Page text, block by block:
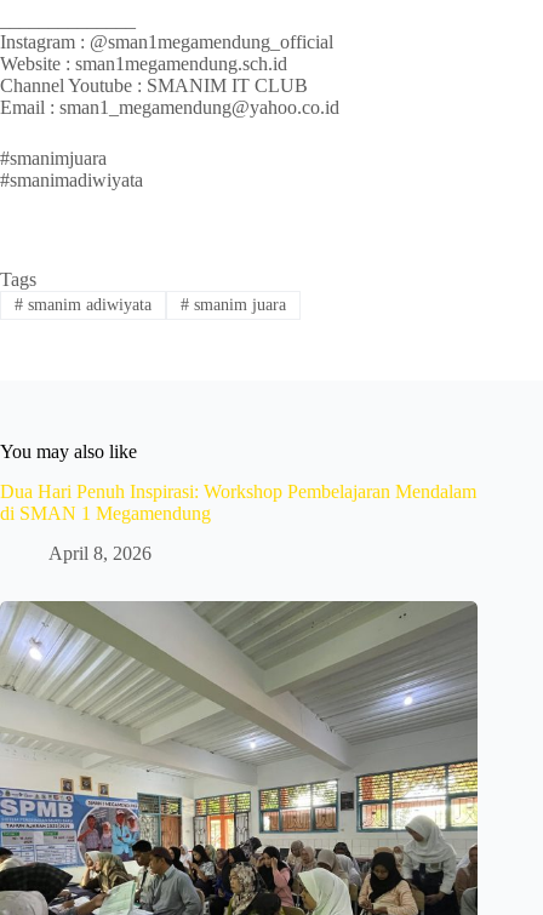
Instagram : @sman1megamendung_official
Website : sman1megamendung.sch.id
Channel Youtube : SMANIM IT CLUB
Email : sman1_megamendung@yahoo.co.id
#smanimjuara
#smanimadiwiyata
Tags
#smanim adiwiyata #smanim juara
You may also like
Dua Hari Penuh Inspirasi: Workshop Pembelajaran Mendalam
di SMAN 1 Megamendung
April 8, 2026